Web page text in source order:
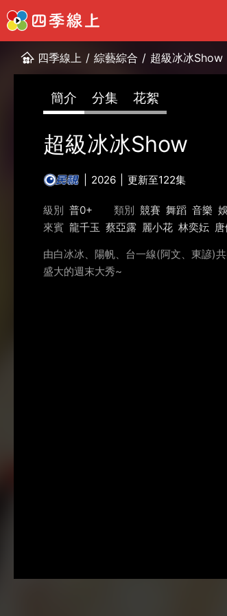
四季線上 / 綜藝綜合 / 超級冰冰Show
簡介 分集 花絮
超級冰冰Show
2026 更新至122集
級別 普0+ 類別 競賽 舞蹈 音樂
來賓 龍千玉 蔡亞露 麗小花 林奕妘
由白冰冰、陽帆、台一線(阿文、東諺)
盛大的週末大秀~